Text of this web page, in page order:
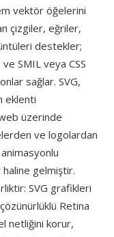
vektör öğelerini
çizgiler, eğriler,
destekler;
SMIL veya CSS
sağlar. SVG,
eklenti
üzerinde
ve logolardan
gelmiştir.
SVG grafikleri
Retina
netliğini korur,